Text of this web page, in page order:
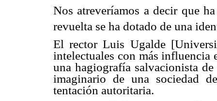
Nos atreveríamos a decir que
revuelta se ha dotado de una
El rector Luis Ugalde
intelectuales con más
una hagiografía salvacionista
imaginario de una sociedad
tentación autoritaria.